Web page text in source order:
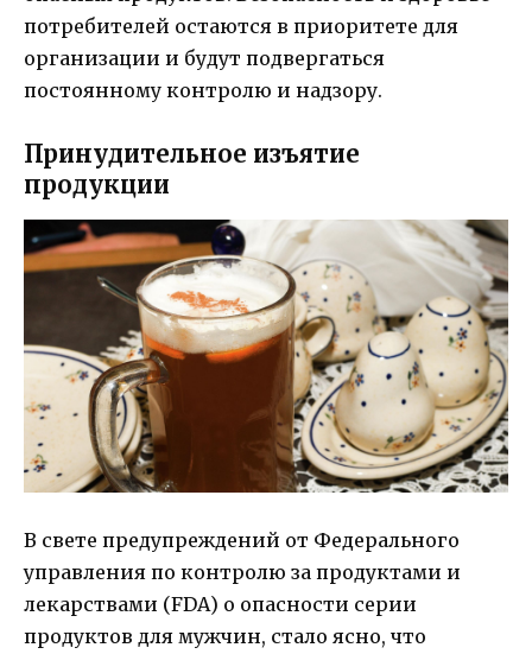
потребителей остаются в приоритете для
организации и будут подвергаться
постоянному контролю и надзору.
Принудительное изъятие
продукции
В свете предупреждений от Федерального
управления по контролю за продуктами и
лекарствами (FDA) о опасности серии
продуктов для мужчин, стало ясно, что